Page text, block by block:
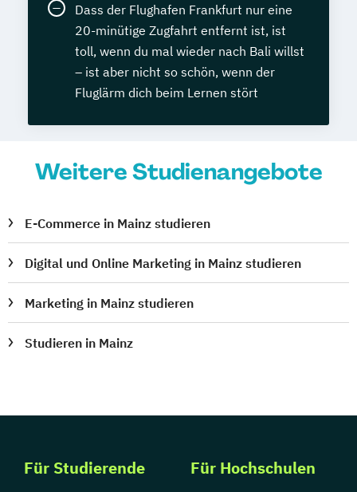
Dass der Flughafen Frankfurt nur eine
20-minütige Zugfahrt entfernt ist, ist
toll, wenn du mal wieder nach Bali willst
– ist aber nicht so schön, wenn der
Fluglärm dich beim Lernen stört
Weitere Studienangebote
E-Commerce in Mainz studieren
Digital und Online Marketing in Mainz studieren
Marketing in Mainz studieren
Studieren in Mainz
Für Studierende Für Hochschulen